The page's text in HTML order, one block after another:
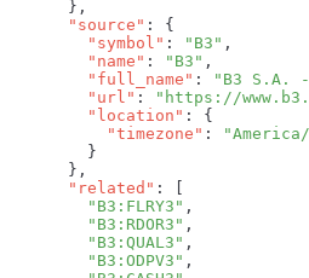
      "source"
        "symbol"
: "B3"
        "name"
: "B3"
        "full_name"
:
"B3 S.A.
        "url"
: "https://
        "location"
          "timezone"
:
      "related"
        "B3:FLRY3"
        "B3:RDOR3"
        "B3:QUAL3"
        "B3:ODPV3"